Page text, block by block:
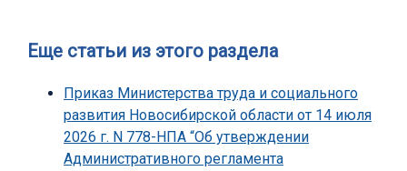
Еще статьи из этого раздела
Приказ Министерства труда и социального
развития Новосибирской области от 14 июля
2026 г. N 778-НПА “Об утверждении
Административного регламента